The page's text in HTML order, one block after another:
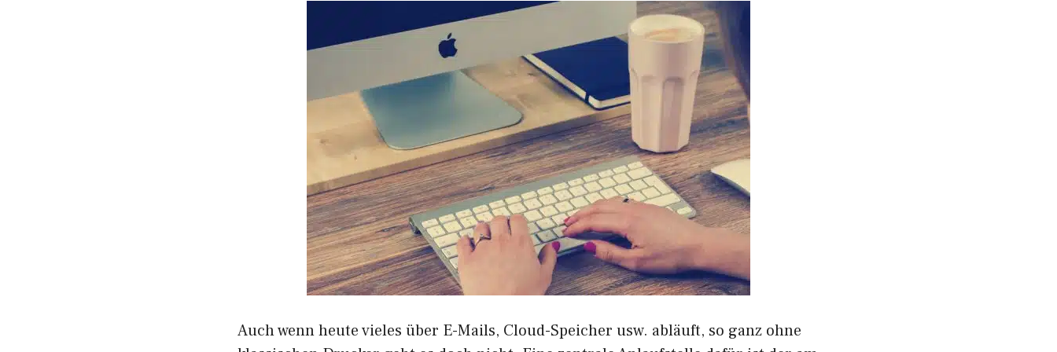
Auch wenn heute vieles über E-Mails, Cloud-Speicher usw. abläuft, so ganz ohne